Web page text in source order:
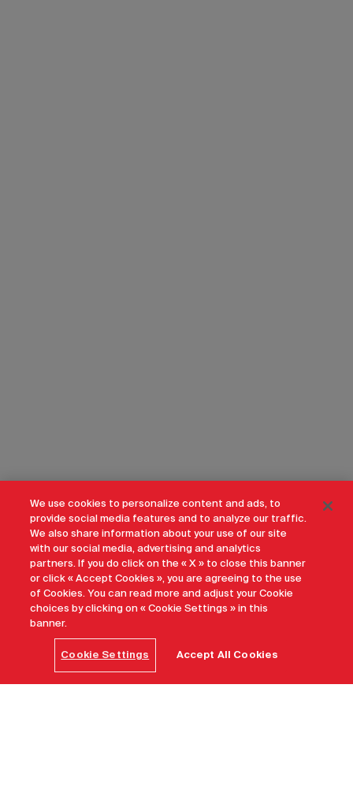
We use cookies to personalize content and ads, to
provide social media features and to analyze our traffic.
We also share information about your use of our site
with our social media, advertising and analytics
partners. If you do click on the « X » to close this banner
or click « Accept Cookies », you are agreeing to the use
of Cookies. You can read more and adjust your Cookie
choices by clicking on « Cookie Settings » in this
banner.
Cookie Settings Accept All Cookies